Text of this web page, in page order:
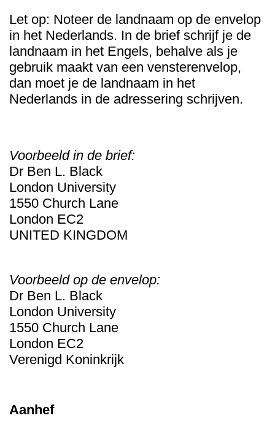
Let op: Noteer de landnaam op de envelop
in het Nederlands. In de brief schrijf je de
landnaam in het Engels, behalve als je
gebruik maakt van een vensterenvelop,
dan moet je de landnaam in het
Nederlands in de adressering schrijven.
Voorbeeld in de brief:
Dr Ben L. Black
London University
1550 Church Lane
London EC2
UNITED KINGDOM
Voorbeeld op de envelop:
Dr Ben L. Black
London University
1550 Church Lane
London EC2
Verenigd Koninkrijk
Aanhef